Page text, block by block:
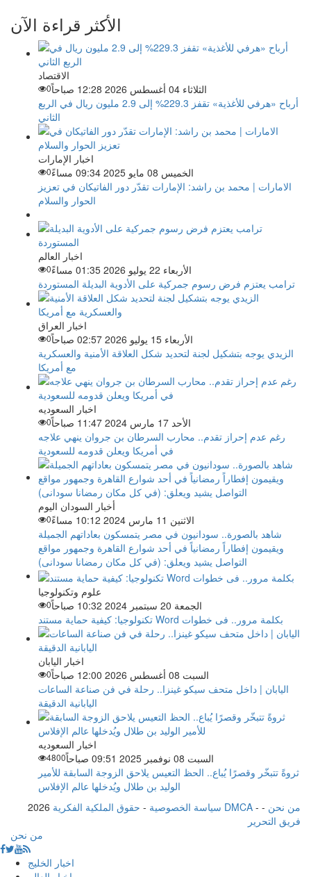
الأكثر قراءة الآن
الاقتصاد
الثلاثاء 04 أغسطس 2026 12:28 صباحاً
0
أرباح «هرفي للأغذية» تقفز 229.3% إلى 2.9 مليون ريال في الربع
الثاني
اخبار الإمارات
الخميس 08 مايو 2025 09:34 مساءً
0
الامارات | محمد بن راشد: الإمارات تقدّر دور الفاتيكان في تعزيز
الحوار والسلام
اخبار العالم
الأربعاء 22 يوليو 2026 01:35 مساءً
0
ترامب يعتزم فرض رسوم جمركية على الأدوية البديلة المستوردة
اخبار العراق
الأربعاء 15 يوليو 2026 02:57 صباحاً
0
الزيدي يوجه بتشكيل لجنة لتحديد شكل العلاقة الأمنية والعسكرية
مع أمريكا
اخبار السعوديه
الأحد 17 مارس 2024 11:47 صباحاً
0
رغم عدم إحراز تقدم.. محارب السرطان بن جروان ينهي علاجه
في أمريكا ويعلن قدومه للسعودية
أخبار السودان اليوم
الاثنين 11 مارس 2024 10:12 مساءً
0
شاهد بالصورة.. سودانيون في مصر يتمسكون بعاداتهم الجميلة
ويقيمون إفطاراً رمضانياً في أحد شوارع القاهرة وجمهور مواقع
التواصل يشيد ويعلق: (في كل مكان رمضانا سودانى)
علوم وتكنولوجيا
الجمعة 20 سبتمبر 2024 10:32 صباحاً
0
تكنولوجيا: كيفية حماية مستند Word بكلمة مرور.. فى خطوات
اخبار اليابان
السبت 08 أغسطس 2026 12:00 صباحاً
0
اليابان | داخل متحف سيكو غينزا.. رحلة في فن صناعة الساعات
اليابانية الدقيقة
اخبار السعوديه
السبت 08 نوفمبر 2025 09:51 صباحاً
4800
ثروةً تتبخّر وقصرًا يُباع.. الحظ التعيس يلاحق الزوجة السابقة للأمير
الوليد بن طلال ويُدخلها عالم الإفلاس
2026
سياسة الخصوصية - حقوق الملكية الفكرية DMCA - من نحن -
فريق التحرير
من نحن
اخبار الخليج